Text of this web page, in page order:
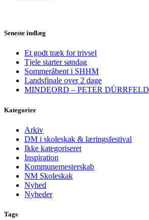
Seneste indlæg
Et godt træk for trivsel
Tjele starter søndag
Sommeråbent i SHHM
Landsfinale over 2 dage
MINDEORD – PETER DÜRRFELD
Kategorier
Arkiv
DM i skoleskak & læringsfestival
Ikke kategoriseret
Inspiration
Kommunemesterskab
NM Skoleskak
Nyhed
Nyheder
Tags